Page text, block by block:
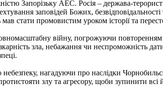
Запорізьку АЕС. Росія – держава-
заповідей Божих,
стати промовистим уроком історії та
війну, погрожуючи
зла, небажання чи неспроможність
нагадуючи про наслідки
злу та агресору, щоби зупинити